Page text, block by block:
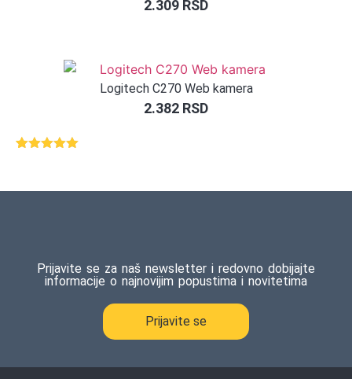
2.309 RSD
Logitech C270 Web kamera
2.382 RSD
ocene
Prijavite se za naš newsletter i redovno dobijajte
informacije o najnovijim popustima i novitetima
Prijavite se